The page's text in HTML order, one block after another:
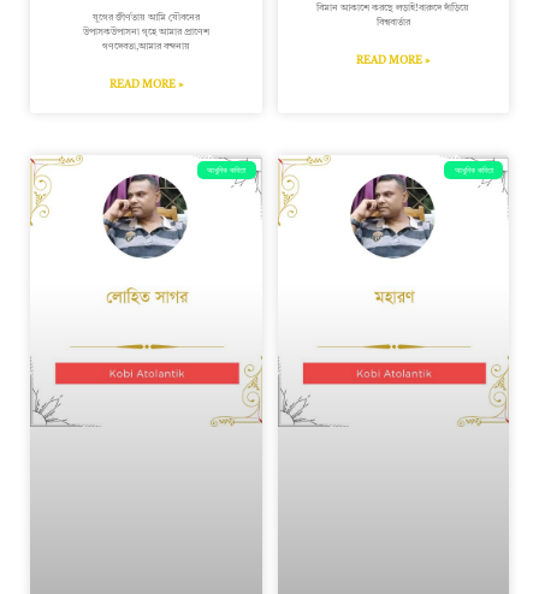
যুগের জীর্ণতায় আমি যৌবনের
উপাসকউপাসনা গৃহে আমার প্রাণেশ
গণদেবতা,আমার বন্দনায়
READ MORE »
বিমান আকাশে করছে লড়াই!বারুদে দাঁড়িয়ে
বিশ্ববার্তার
READ MORE »
আধুনিক কবিতা আধুনিক কবিতা